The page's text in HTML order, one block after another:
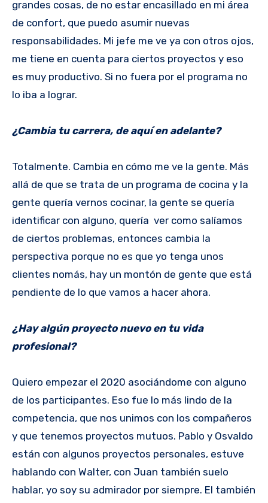
grandes cosas, de no estar encasillado en mi área
de confort, que puedo asumir nuevas
responsabilidades. Mi jefe me ve ya con otros ojos,
me tiene en cuenta para ciertos proyectos y eso
es muy productivo. Si no fuera por el programa no
lo iba a lograr.
¿Cambia tu carrera, de aquí en adelante?
Totalmente. Cambia en cómo me ve la gente. Más
allá de que se trata de un programa de cocina y la
gente quería vernos cocinar, la gente se quería
identificar con alguno, quería ver como salíamos
de ciertos problemas, entonces cambia la
perspectiva porque no es que yo tenga unos
clientes nomás, hay un montón de gente que está
pendiente de lo que vamos a hacer ahora.
¿Hay algún proyecto nuevo en tu vida
profesional?
Quiero empezar el 2020 asociándome con alguno
de los participantes. Eso fue lo más lindo de la
competencia, que nos unimos con los compañeros
y que tenemos proyectos mutuos. Pablo y Osvaldo
están con algunos proyectos personales, estuve
hablando con Walter, con Juan también suelo
hablar, yo soy su admirador por siempre. El también